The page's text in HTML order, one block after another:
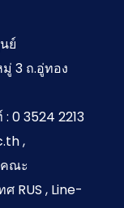
เศรษฐศาสตร์
ย์
3 ถ.อู่ทอง
0 3524 2213
,
ณะ
RUS , Line-